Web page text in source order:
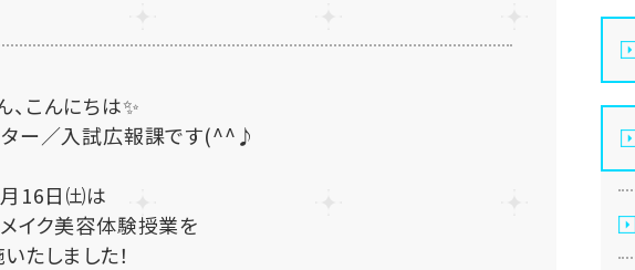
、こんにちは✨
ー／入試広報課です(^^♪
16日㈯は
イク美容体験授業を
たしました！